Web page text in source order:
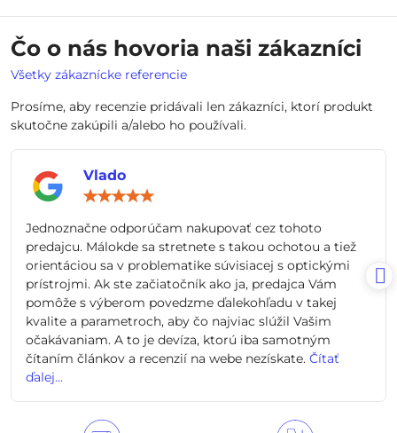
Čo o nás hovoria naši zákazníci
Všetky zákaznícke referencie
Prosíme, aby recenzie pridávali len zákazníci, ktorí produkt
skutočne zakúpili a/alebo ho používali.
Vlado
5
Jednoznačne odporúčam nakupovať cez tohoto
predajcu. Málokde sa stretnete s takou ochotou a tiež
orientáciou sa v problematike súvisiacej s optickými
prístrojmi. Ak ste začiatočník ako ja, predajca Vám
pomôže s výberom povedzme ďalekohľadu v takej
kvalite a parametroch, aby čo najviac slúžil Vašim
očakávaniam. A to je devíza, ktorú iba samotným
čítaním článkov a recenzií na webe nezískate. Čítať
ďalej...